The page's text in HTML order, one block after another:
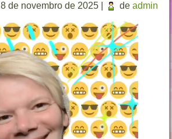
8 de novembro de 2025 de admin